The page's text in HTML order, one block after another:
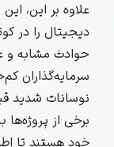
علاوه بر این،
دیجیتال را در
حوادث مشابه
سرمایه‌گذاران
نوسانات شدید
برخی از پروژه‌ها
خود هستند تا